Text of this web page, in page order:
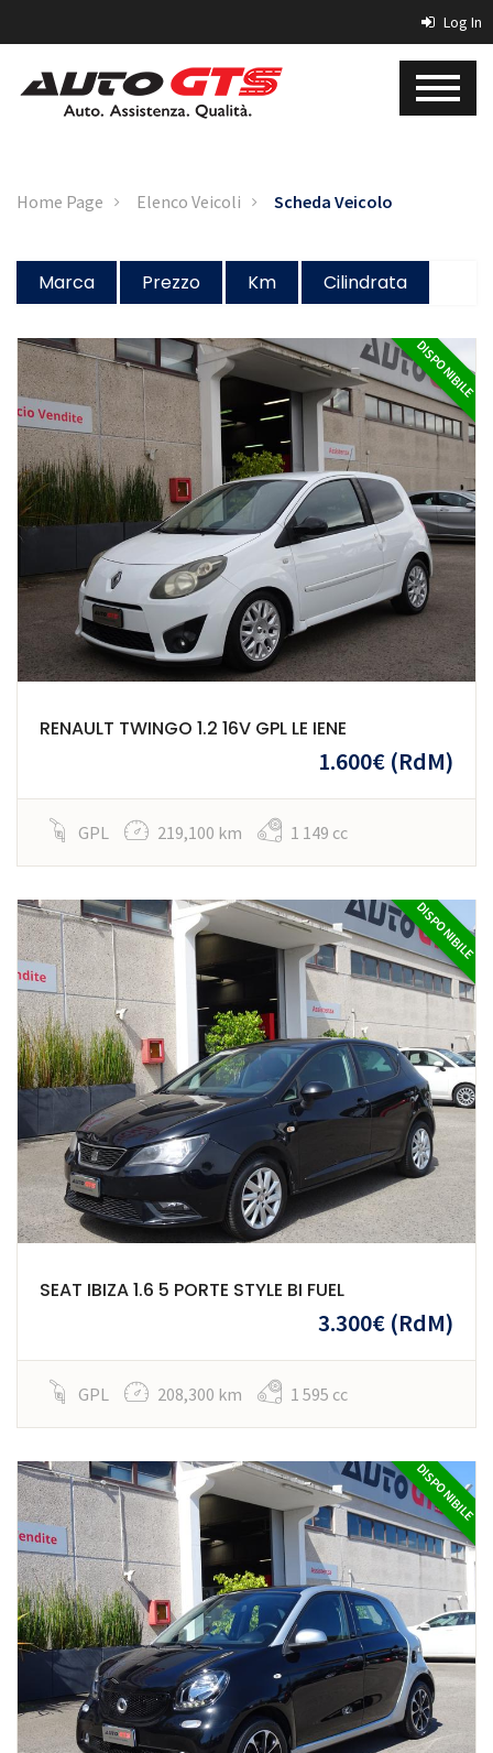
Log In
Home Page Elenco Veicoli Scheda Veicolo
Marca Prezzo Km Cilindrata
DISPONIBILE
RENAULT TWINGO 1.2 16V GPL LE IENE
1.600€ (RdM)
GPL 219,100 km 1 149 cc
DISPONIBILE
SEAT IBIZA 1.6 5 PORTE STYLE BI FUEL
3.300€ (RdM)
GPL 208,300 km 1 595 cc
DISPONIBILE